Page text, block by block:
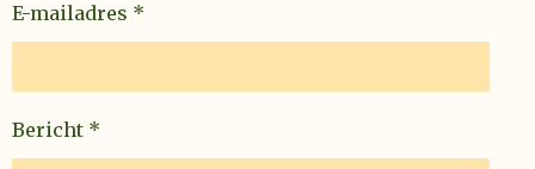
E-mailadres *
Bericht *